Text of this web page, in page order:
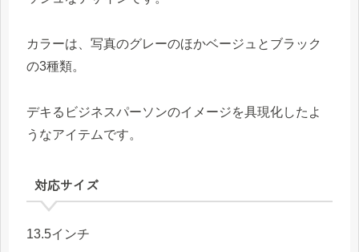
カラーは、写真のグレーのほかベージュとブラック
の3種類。
デキるビジネスパーソンのイメージを具現化したよ
うなアイテムです。
対応サイズ
13.5インチ